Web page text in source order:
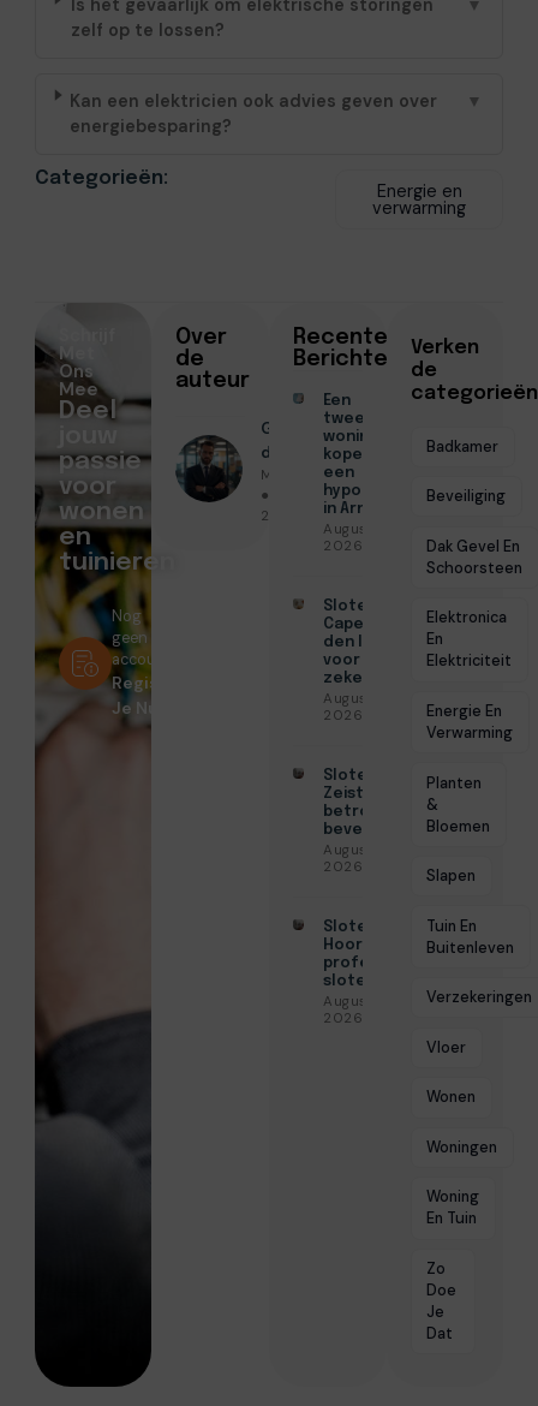
Is het gevaarlijk om elektrische storingen
zelf op te lossen?
▼
Kan een elektricien ook advies geven over
energiebesparing?
▼
Categorieën:
Energie en
verwarming
Over
de
auteur
Geschreven
door
Menno Maas
● Maart 17,
2026
Recente
Berichten
Een
tweede
woning
kopen met
een
hypotheek
in Arnhem
Augustus 7,
2026
Slotenmaker
Capelle aan
den IJssel
voor
zekerheid
Augustus 3,
2026
Slotenmaker
Zeist voor
betrouwbare
beveiliging
Augustus 3,
2026
Slotenmaker
Hoorn voor
professionele
slotenservice
Augustus 3,
2026
Verken
de
categorieën
Badkamer
Beveiliging
Dak Gevel En
Schoorsteen
Elektronica
En
Elektriciteit
Energie En
Verwarming
Planten
&
Bloemen
Slapen
Tuin En
Buitenleven
Verzekeringen
Vloer
Wonen
Woningen
Woning
En Tuin
Zo
Doe
Je
Dat
Met
Ons
Mee
Deel
passie
voor
wonen
en
tuinieren
Nog
geen
account?
Registreer
Je Nu!